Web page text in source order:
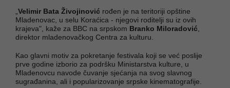
Velimir Bata Živojinović rođen je na teritoriji opštine
Mladenovac, u selu Koraćica - njegovi roditelji su iz ovih
krajeva", kaže za BBC na srpskom Branko Miloradović
direktor mladenovačkog Centra za kulturu.
Kao glavni motiv za pokretanje festivala koji se već poslije
prve godine izborio za podršku Ministarstva kulture, u
Mladenovcu navode čuvanje sjećanja na svog slavnog
sugrađanina, ali i popularizovanje srpske kinematografije.